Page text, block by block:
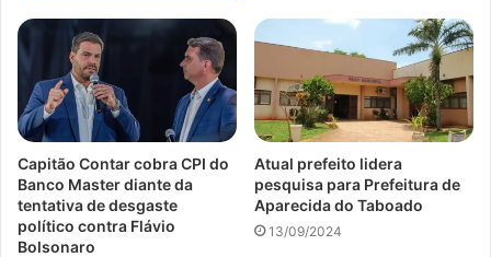
Capitão Contar cobra CPI do
Banco Master diante da
tentativa de desgaste
político contra Flávio
Bolsonaro
Atual prefeito lidera
pesquisa para Prefeitura de
Aparecida do Taboado
13/09/2024